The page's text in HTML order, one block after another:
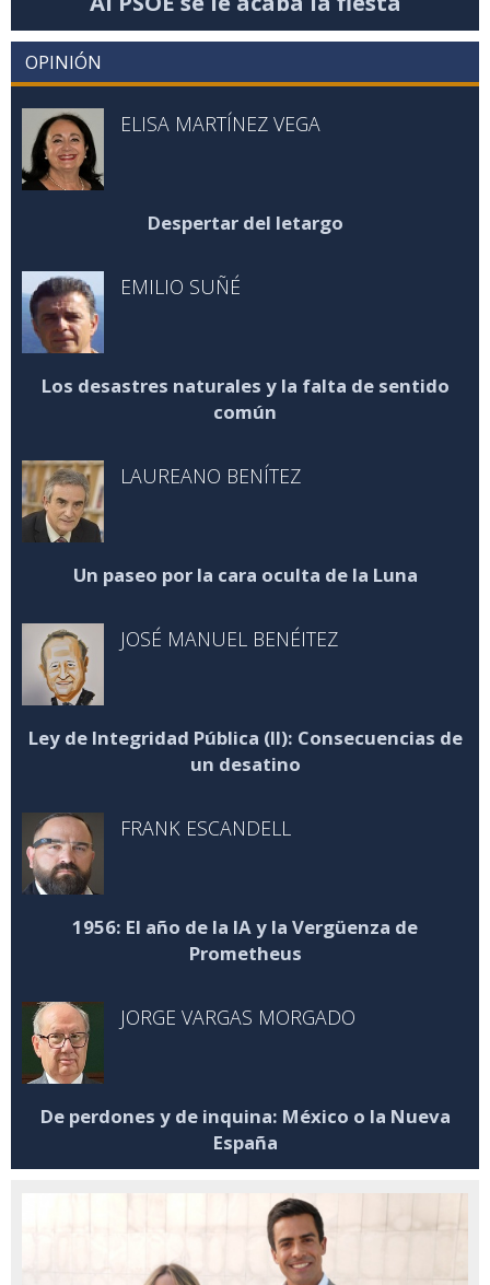
OPINIÓN
ELISA MARTÍNEZ VEGA
Despertar del letargo
EMILIO SUÑÉ
Los desastres naturales y la falta de sentido
común
LAUREANO BENÍTEZ
Un paseo por la cara oculta de la Luna
JOSÉ MANUEL BENÉITEZ
Ley de Integridad Pública (II): Consecuencias de
un desatino
FRANK ESCANDELL
1956: El año de la IA y la Vergüenza de
Prometheus
JORGE VARGAS MORGADO
De perdones y de inquina: México o la Nueva
España